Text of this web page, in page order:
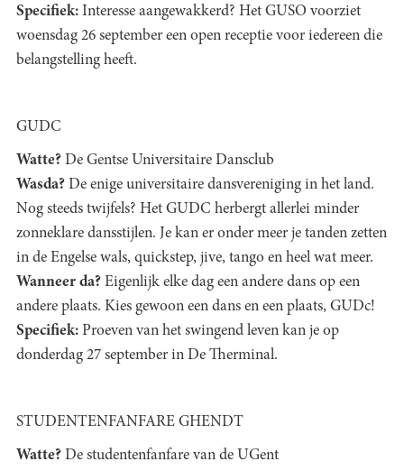
Specifiek: Interesse aangewakkerd? Het GUSO voorziet
woensdag 26 september een open receptie voor iedereen die
belangstelling heeft.
GUDC
Watte? De Gentse Universitaire Dansclub
Wasda? De enige universitaire dansvereniging in het land.
Nog steeds twijfels? Het GUDC herbergt allerlei minder
zonneklare dansstijlen. Je kan er onder meer je tanden zetten
in de Engelse wals, quickstep, jive, tango en heel wat meer.
Wanneer da? Eigenlijk elke dag een andere dans op een
andere plaats. Kies gewoon een dans en een plaats, GUDc!
Specifiek: Proeven van het swingend leven kan je op
donderdag 27 september in De Therminal.
STUDENTENFANFARE GHENDT
Watte? De studentenfanfare van de UGent